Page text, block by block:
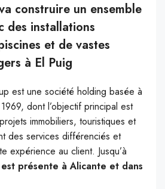
construire un ensemble
des installations
et de vastes
à El Puig
est une société holding basée à
dont l’objectif principal est
immobiliers, touristiques et
des services différenciés et
expérience au client. Jusqu’à
présente à Alicante et dans